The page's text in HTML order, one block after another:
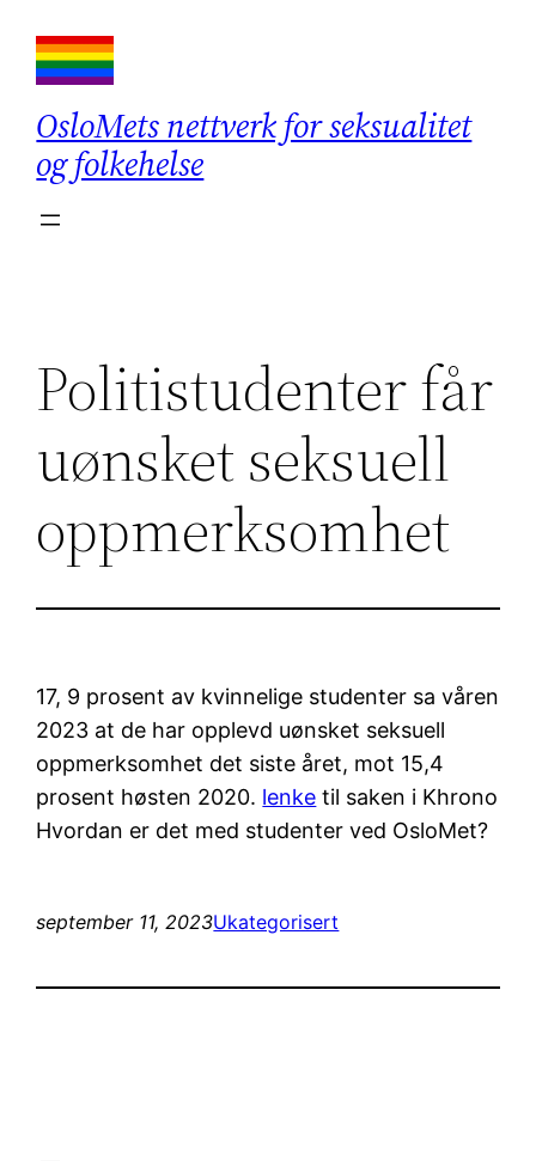
innhold
OsloMets nettverk for seksualitet
og folkehelse
Politistudenter får
uønsket seksuell
oppmerksomhet
17, 9 prosent av kvinnelige studenter sa våren
2023 at de har opplevd uønsket seksuell
oppmerksomhet det siste året, mot 15,4
prosent høsten 2020. lenke til saken i Khrono
Hvordan er det med studenter ved OsloMet?
september 11, 2023Ukategorisert